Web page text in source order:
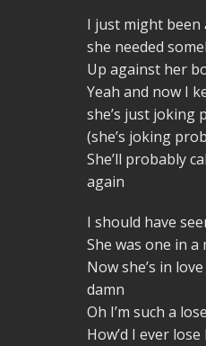
I just might
she needed
Up against her
Yeah and now I
she’s just joking
(she’s joking
She’ll probably
again
I should have
She was one in a
Now she’s in
damn
Oh I’m such a
How’d I ever